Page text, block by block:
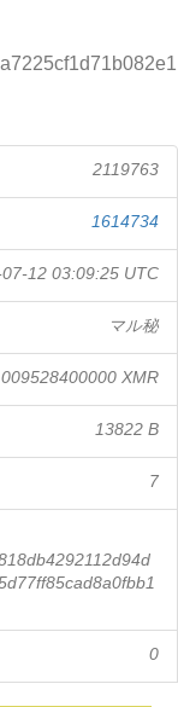
2119763
1614734
12 03:09:25 UTC
マル秘
XMR
13822 B
7
0